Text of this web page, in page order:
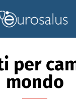
per
mondo